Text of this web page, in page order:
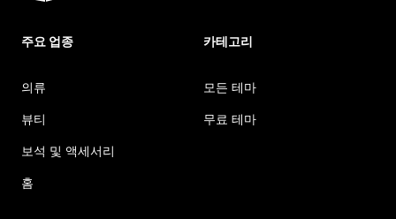
주요 업종
의류
뷰티
보석 및 액세서리
홈
카테고리
모든 테마
무료 테마